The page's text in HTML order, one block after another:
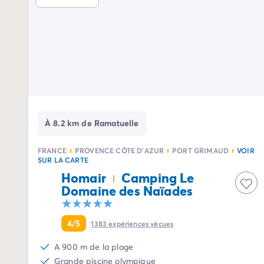
Camping Le Barcarès
Camping Corrèze
Camping Midi-Pyrénées
Camping Aveyron
Camping Millau
Camping Gers
Camping Lot
Camping Lot-et-Garonne
Camping Tarn
À 8.2 km de Ramatuelle
FRANCE PROVENCE CÔTE D'AZUR PORT GRIMAUD
VOIR
SUR LA CARTE
Homair Camping Le
Domaine des Naïades
4/5 1383expériences vécues
A 900 m de la plage
Grande piscine olympique